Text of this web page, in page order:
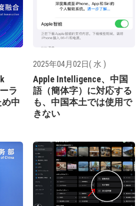
ラ
め中
2025年04月02日( 水 )
Apple Intelligence、中国
語（簡体字）に対応する
も、中国本土では使用で
きない